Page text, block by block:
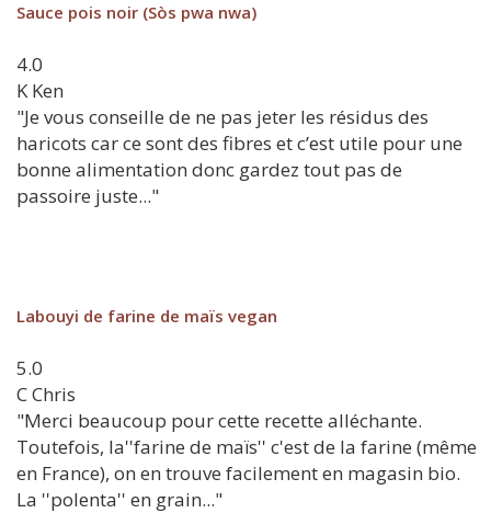
Sauce pois noir (Sòs pwa nwa)
4.0
K Ken
"Je vous conseille de ne pas jeter les résidus des
haricots car ce sont des fibres et c’est utile pour une
bonne alimentation donc gardez tout pas de
passoire juste..."
Labouyi de farine de maïs vegan
5.0
CChris
"Merci beaucoup pour cette recette alléchante.
Toutefois, la''farine de maïs'' c'est de la farine (même
en France), on en trouve facilement en magasin bio.
La ''polenta'' en grain..."